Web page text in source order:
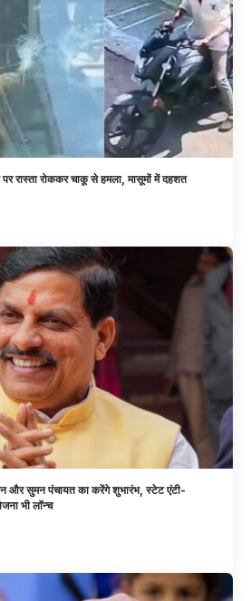
रास्ता रोककर चाकू से हमला, मासूमों में दहशत
और सुमन पंचायत का करेंगे शुभारंभ, स्टेट एंटी-
भी लॉन्च